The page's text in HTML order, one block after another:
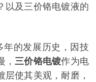
以及三价铬电镀液的
年的发展历史，因技
三价铬电镀作为电
使其美观，耐磨，